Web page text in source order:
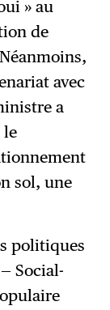
» au
de
avec
a
le
sol, une
politiques
Social-